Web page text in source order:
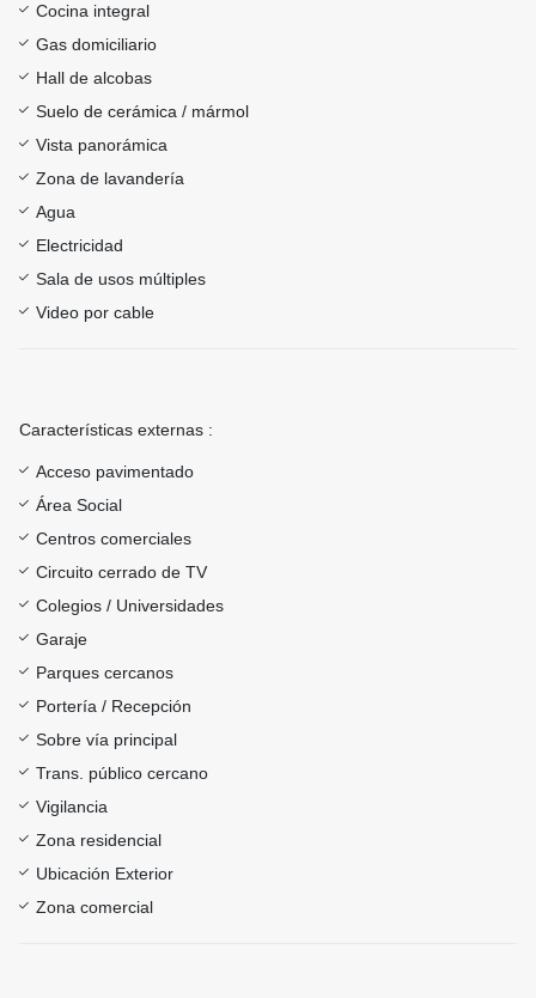
Cocina integral
Gas domiciliario
Hall de alcobas
Suelo de cerámica / mármol
Vista panorámica
Zona de lavandería
Agua
Electricidad
Sala de usos múltiples
Video por cable
Características externas :
Acceso pavimentado
Área Social
Centros comerciales
Circuito cerrado de TV
Colegios / Universidades
Garaje
Parques cercanos
Portería / Recepción
Sobre vía principal
Trans. público cercano
Vigilancia
Zona residencial
Ubicación Exterior
Zona comercial